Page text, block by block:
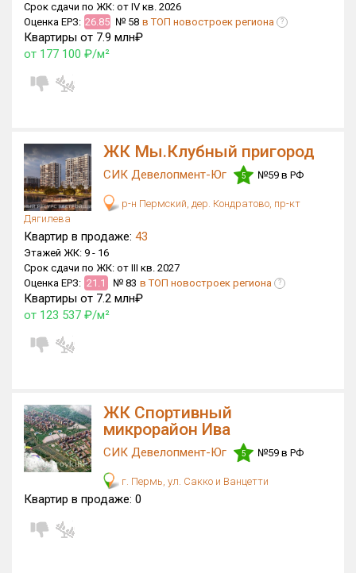
с продажами
Рейтинг ЕРЗ
Многоквартирных домов
43 из 880
Блокированных домов
0 из 2
Домов с апартаментами
Поселков таунхаусов
Блокированных домов
Квартир, апартаментов,
блоков в БД
346 из 14 149
Срок сдачи по ЖК: от IV кв. 2026
Оценка ЕРЗ: 26.85 № 58 в ТОП новостроек региона ?
Квартиры от 7.9 млн₽
от 177 100 ₽/м²
ЖК Мы.Клубный пригород
СИК Девелопмент-Юг 5 №59 в РФ
р-н Пермский, дер. Кондратово, пр-кт
Дягилева
Квартир в продаже: 43
Этажей ЖК: 9 - 16
Срок сдачи по ЖК: от III кв. 2027
Оценка ЕРЗ: 21.1 № 83 в ТОП новостроек региона ?
Квартиры от 7.2 млн₽
от 123 537 ₽/м²
ЖК Спортивный
микрорайон Ива
СИК Девелопмент-Юг 5 №59 в РФ
г. Пермь, ул. Сакко и Ванцетти
Квартир в продаже: 0